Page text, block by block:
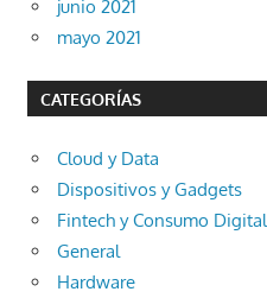
junio 2021
mayo 2021
CATEGORÍAS
Cloud y Data
Dispositivos y Gadgets
Fintech y Consumo Digital
General
Hardware